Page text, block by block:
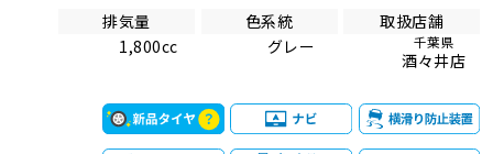
排気量
1,800cc
色系統
グレー
取扱店舗
千葉県
酒々井店